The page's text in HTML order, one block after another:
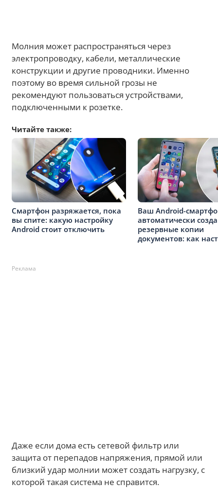
Молния может распространяться через
электропроводку, кабели, металлические
конструкции и другие проводники. Именно
поэтому во время сильной грозы не
рекомендуют пользоваться устройствами,
подключенными к розетке.
Читайте также:
Смартфон разряжается, пока
вы спите: какую настройку
Android стоит отключить
Ваш Android-
автоматически
резервные копии
документов: как
Реклама
Даже если дома есть сетевой фильтр или
защита от перепадов напряжения, прямой или
близкий удар молнии может создать нагрузку, с
которой такая система не справится.